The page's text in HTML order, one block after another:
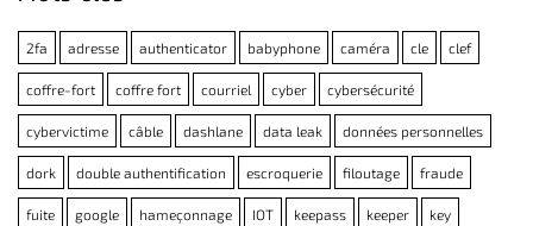
2fa adresse authenticator babyphone caméra cle clef
coffre-fort coffre fort courriel cyber cybersécurité
cybervictime câble dashlane data leak données personnelles
dork double authentification escroquerie filoutage fraude
fuite google hameçonnage IOT keepass keeper key